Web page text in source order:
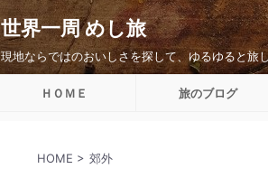
世界一周 めし旅
現地ならではのおいしさを探して、ゆるゆると旅
ＨＯＭＥ 旅のブログ
HOME > 郊外